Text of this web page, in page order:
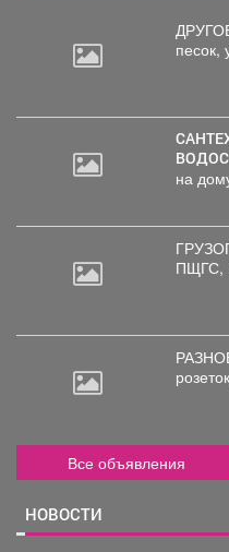
песок,
САНТЕХНИКА - ПОВЕРКА
на
ПЩГС,
Все объявления
НОВОСТИ